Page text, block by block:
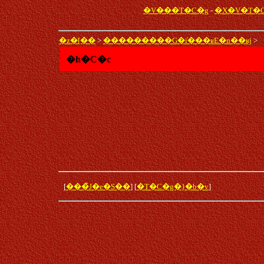
�V���T�C�g-
�z�[��>���������G�݁i���ʁE�n��ʁj>
�h�C�c
[���̃J�e�S��] [�T�C�g�}�b�v]